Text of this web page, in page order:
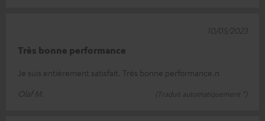
Très bonne performance
Je suis entièrement satisfait. Très bonne performance.n
Olaf M.
(Traduit automatiquement *)
10/05/2023